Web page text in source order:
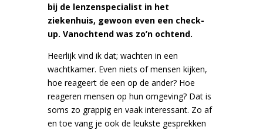
bij de lenzenspecialist in het
ziekenhuis, gewoon even een check-
up. Vanochtend was zo’n ochtend.
Heerlijk vind ik dat; wachten in een
wachtkamer. Even niets of mensen kijken,
hoe reageert de een op de ander? Hoe
reageren mensen op hun omgeving? Dat is
soms zo grappig en vaak interessant. Zo af
en toe vang je ook de leukste gesprekken